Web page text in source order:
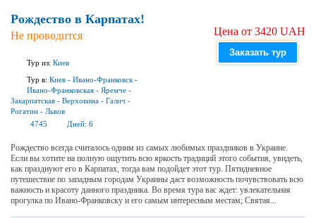
Рождество в Карпатах!
Не проводится
Тур из: Киев
Тур в: Киев - Ивано-Франковск -
Ивано-Франковская - Яремче -
Закарпатская - Верховина - Галич -
Рогатин - Львов
4745
Дней: 6
Цена от 3420 UAH
Заказать тур
Рождество всегда считалось одним из самых любимых праздников в Украине.
Если вы хотите на полную ощутить всю яркость традиций этого события, увидеть,
как празднуют его в Карпатах, тогда вам подойдет этот тур. Пятидневное
путешествие по западным городам Украины даст возможность почувствовать всю
важность и красоту данного праздника. Во время тура вас ждет: увлекательная
прогулка по Ивано-Франковску и его самым интересным местам; Святая...